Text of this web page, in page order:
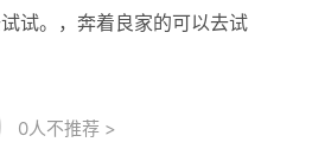
试。，奔着良家的可以去试
0人不推荐 >